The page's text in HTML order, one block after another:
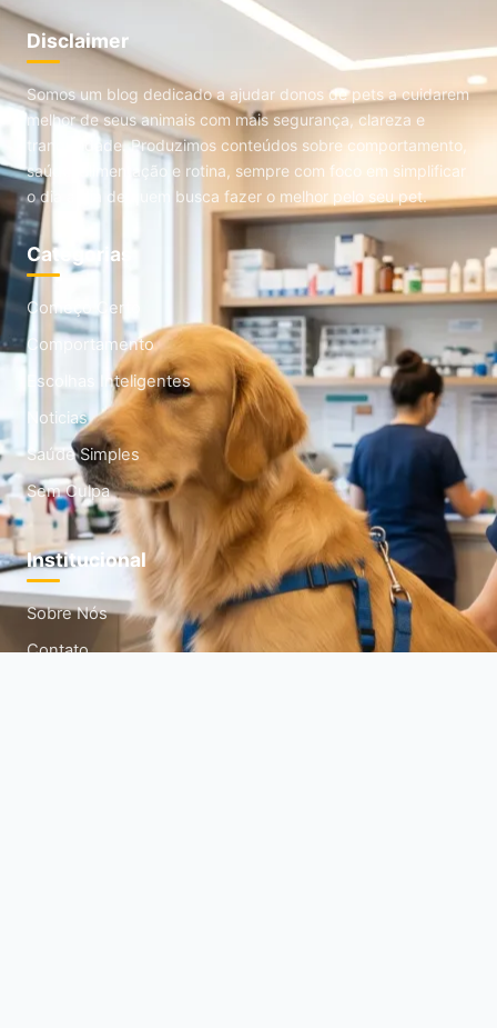
Disclaimer
Somos um blog dedicado a ajudar donos de pets a cuidarem
melhor de seus animais com mais segurança, clareza e
tranquilidade. Produzimos conteúdos sobre comportamento,
saúde, alimentação e rotina, sempre com foco em simplificar
o dia a dia de quem busca fazer o melhor pelo seu pet.
Categorias
Começo Certo
Comportamento
Escolhas Inteligentes
Noticias
Saúde Simples
Sem Culpa
Institucional
Sobre Nós
Contato